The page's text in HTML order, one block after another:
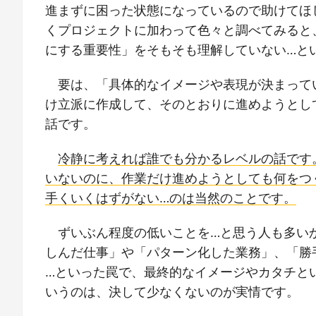
進まずに困った状態になっているので助けて
くプロジェクトに加わって色々と調べてみる
にする重要性」をそもそも理解していない…と
要は、「具体的なイメージや表現が決まっ
け立派に作成して、そのとおりに進めようと
話です。
冷静に考えれば誰でも分かるレベルの話で
いないのに、作業だけ進めようとしても何を
手くいくはずがない…のは当然のことです。
ずいぶん程度の低いことを…と思う人も多い
しんだ仕事」や「パターン化した業務」、「
…といった罠で、最終的なイメージやカタチと
いうのは、決して少なくないのが実情です。